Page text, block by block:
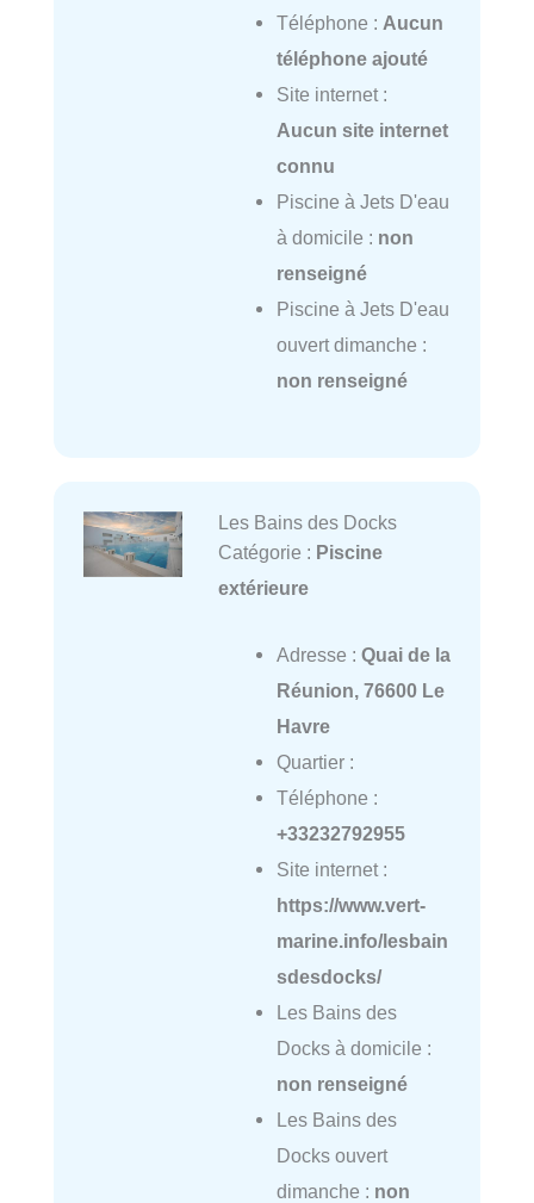
Téléphone : Aucun
téléphone ajouté
Site internet :
Aucun site internet
connu
Piscine à Jets D'eau
à domicile : non
renseigné
Piscine à Jets D'eau
ouvert dimanche :
non renseigné
Les Bains des Docks
Catégorie : Piscine
extérieure
Adresse : Quai de la
Réunion, 76600 Le
Havre
Quartier :
Téléphone :
+33232792955
Site internet :
https://www.vert-
marine.info/lesbain
sdesdocks/
Les Bains des
Docks à domicile :
non renseigné
Les Bains des
Docks ouvert
dimanche : non